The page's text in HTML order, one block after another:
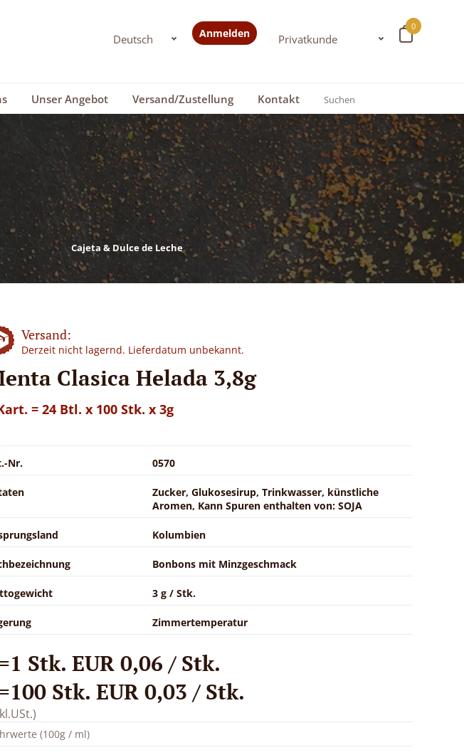
0
Anmelden
Unser Angebot Versand/Zustellung Kontakt
Cajeta & Dulce de Leche
Versand:
Derzeit nicht lagernd. Lieferdatum unbekannt.
Clasica Helada 3,8g
= 24 Btl. x 100 Stk. x 3g
Nr. 0570
Zucker, Glukosesirup, Trinkwasser, künstliche
Aromen, Kann Spuren enthalten von: SOJA
Kolumbien
Bonbons mit Minzgeschmack
3 g / Stk.
Zimmertemperatur
Stk. EUR 0,06 / Stk.
Stk. EUR 0,03 / Stk.
(100g / ml)